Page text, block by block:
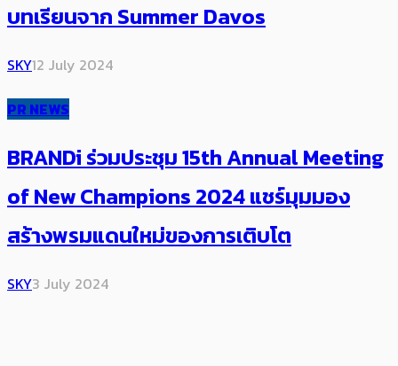
บทเรียนจาก Summer Davos
SKY12 July 2024
PR NEWS
BRANDi ร่วมประชุม 15th Annual Meeting
of New Champions 2024 แชร์มุมมอง
สร้างพรมแดนใหม่ของการเติบโต
SKY3 July 2024